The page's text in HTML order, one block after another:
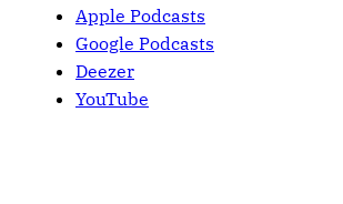
Apple Podcasts
Google Podcasts
Deezer
YouTube